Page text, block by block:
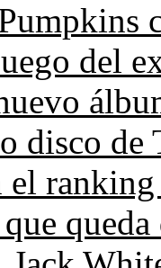
del
disco
ranking